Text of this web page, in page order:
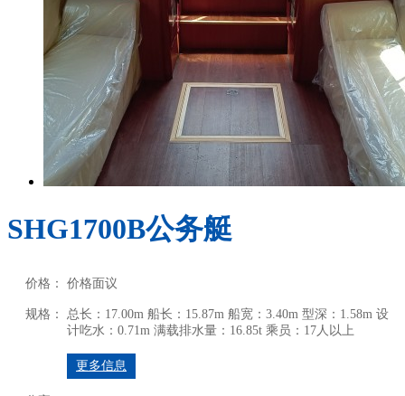
SHG1700B公务艇
价格： 价格面议
规格： 总长：17.00m 船长：15.87m 船宽：3.40m 型深：1.58m 设
计吃水：0.71m 满载排水量：16.85t 乘员：17人以上
更多信息